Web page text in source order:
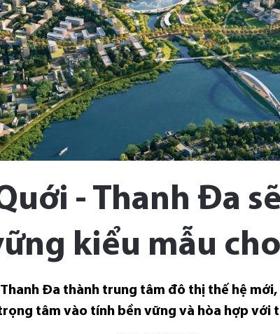
- Thanh Đa
kiểu mẫu
Đa thành trung tâm đô thị thế hệ
tâm vào tính bền vững và hòa hợp với